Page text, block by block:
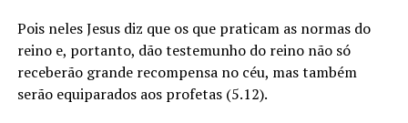
Pois neles Jesus diz que os que praticam as normas do
reino e, portanto, dão testemunho do reino não só
receberão grande recompensa no céu, mas também
serão equiparados aos profetas (5.12).